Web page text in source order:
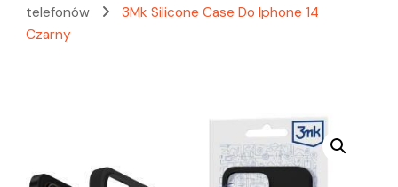
telefonów
3Mk Silicone Case Do Iphone 14
Czarny